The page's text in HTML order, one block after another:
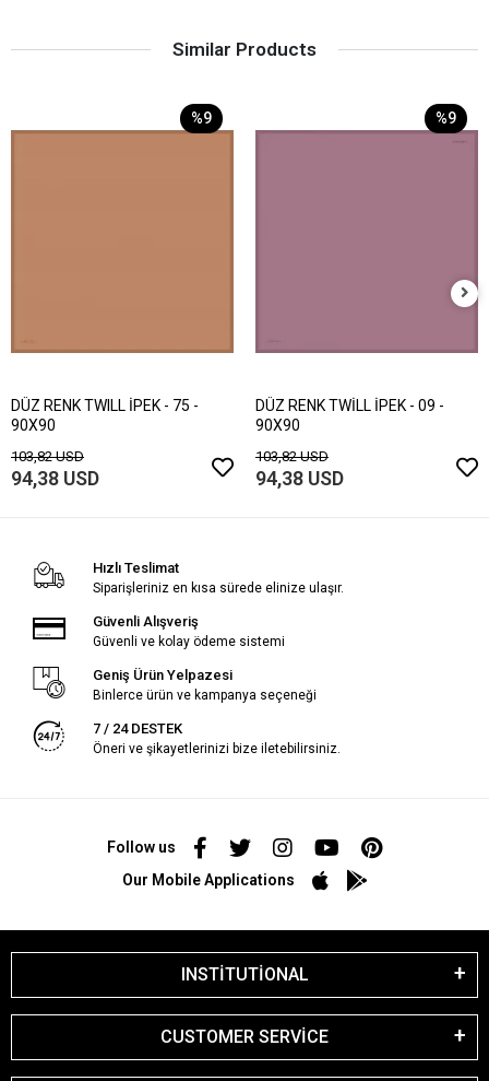
Similar Products
%9
DÜZ RENK TWILL İPEK - 75 -
90X90
103,82 USD
94,38 USD
%9
DÜZ RENK TWİLL İPEK - 09 -
90X90
103,82 USD
94,38 USD
Hızlı Teslimat
Siparişleriniz en kısa sürede elinize ulaşır.
Güvenli Alışveriş
Güvenli ve kolay ödeme sistemi
Geniş Ürün Yelpazesi
Binlerce ürün ve kampanya seçeneği
7 / 24 DESTEK
Öneri ve şikayetlerinizi bize iletebilirsiniz.
Follow us
Our Mobile Applications
INSTİTUTİONAL
CUSTOMER SERVİCE